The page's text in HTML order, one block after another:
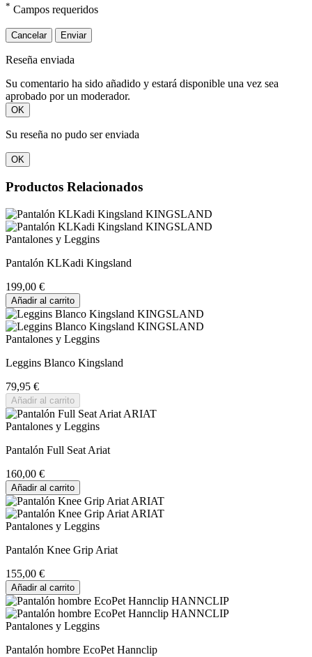
* Campos requeridos
Cancelar Enviar
Reseña enviada
Su comentario ha sido añadido y estará disponible una vez sea
aprobado por un moderador.
OK
Su reseña no pudo ser enviada
OK
Productos Relacionados
Pantalones y Leggins
Pantalón KLKadi Kingsland
199,00 €
Añadir al carrito
Pantalones y Leggins
Leggins Blanco Kingsland
79,95 €
Añadir al carrito
Pantalones y Leggins
Pantalón Full Seat Ariat
160,00 €
Añadir al carrito
Pantalones y Leggins
Pantalón Knee Grip Ariat
155,00 €
Añadir al carrito
Pantalones y Leggins
Pantalón hombre EcoPet Hannclip